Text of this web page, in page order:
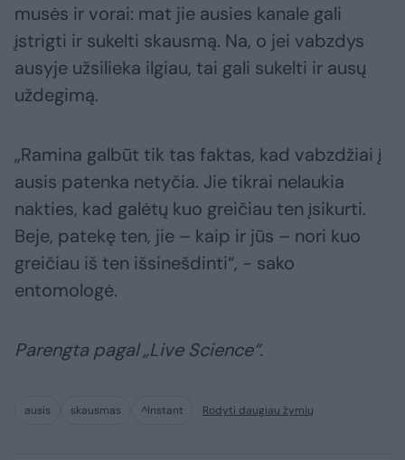
musės ir vorai: mat jie ausies kanale gali
įstrigti ir sukelti skausmą. Na, o jei vabzdys
ausyje užsilieka ilgiau, tai gali sukelti ir ausų
uždegimą.
„Ramina galbūt tik tas faktas, kad vabzdžiai į
ausis patenka netyčia. Jie tikrai nelaukia
nakties, kad galėtų kuo greičiau ten įsikurti.
Beje, patekę ten, jie – kaip ir jūs – nori kuo
greičiau iš ten išsinešdinti“, - sako
entomologė.
Parengta pagal „Live Science“.
ausis skausmas ^Instant Rodyti daugiau žymių